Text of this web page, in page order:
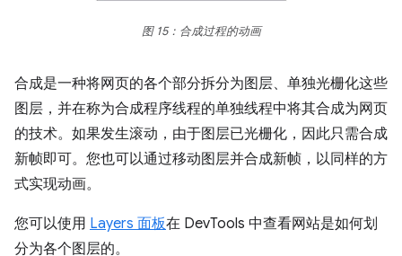
图 15：合成过程的动画
合成是一种将网页的各个部分拆分为图层、单独光栅化这些
图层，并在称为合成程序线程的单独线程中将其合成为网页
的技术。如果发生滚动，由于图层已光栅化，因此只需合成
新帧即可。您也可以通过移动图层并合成新帧，以同样的方
式实现动画。
您可以使用 Layers 面板在 DevTools 中查看网站是如何划
分为各个图层的。